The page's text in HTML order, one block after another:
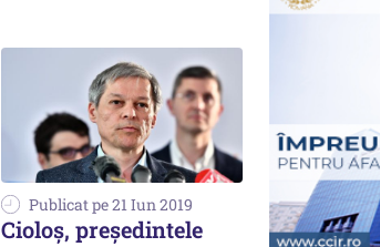
Publicat pe 21 Iun 2019
Cioloş, preşedintele